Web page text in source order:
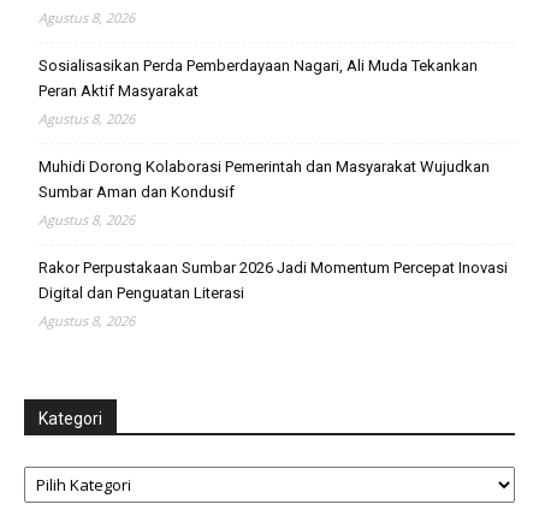
Agustus 8, 2026
Sosialisasikan Perda Pemberdayaan Nagari, Ali Muda Tekankan
Peran Aktif Masyarakat
Agustus 8, 2026
Muhidi Dorong Kolaborasi Pemerintah dan Masyarakat Wujudkan
Sumbar Aman dan Kondusif
Agustus 8, 2026
Rakor Perpustakaan Sumbar 2026 Jadi Momentum Percepat Inovasi
Digital dan Penguatan Literasi
Agustus 8, 2026
Kategori